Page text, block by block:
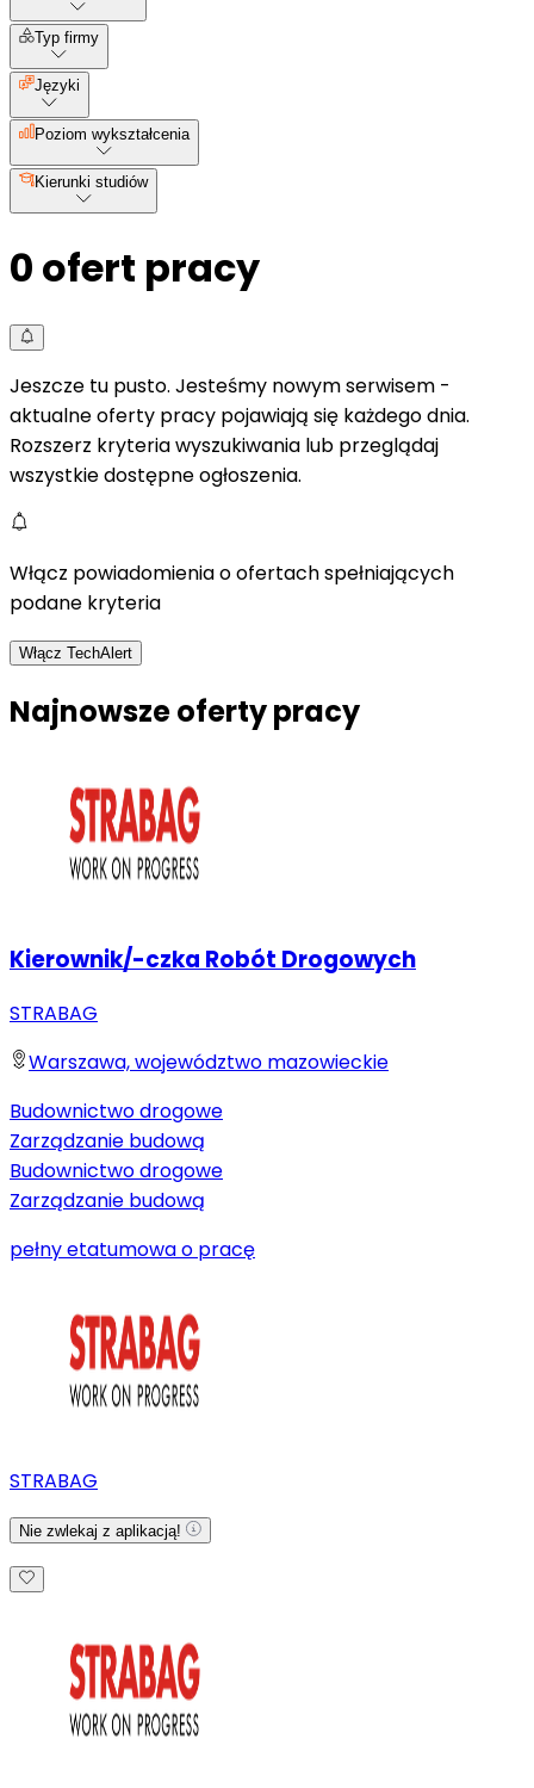
Typ firmy
Języki
Poziom wykształcenia
Kierunki studiów
0 ofert pracy
Jeszcze tu pusto. Jesteśmy nowym serwisem -
aktualne oferty pracy pojawiają się każdego dnia.
Rozszerz kryteria wyszukiwania lub przeglądaj
wszystkie dostępne ogłoszenia.
Włącz powiadomienia o ofertach spełniających
podane kryteria
Włącz TechAlert
Najnowsze oferty pracy
Kierownik/-czka Robót Drogowych
STRABAG
Warszawa, województwo mazowieckie
Budownictwo drogowe
Zarządzanie budową
Budownictwo drogowe
Zarządzanie budową
pełny etatumowa o pracę
STRABAG
Nie zwlekaj z aplikacją!